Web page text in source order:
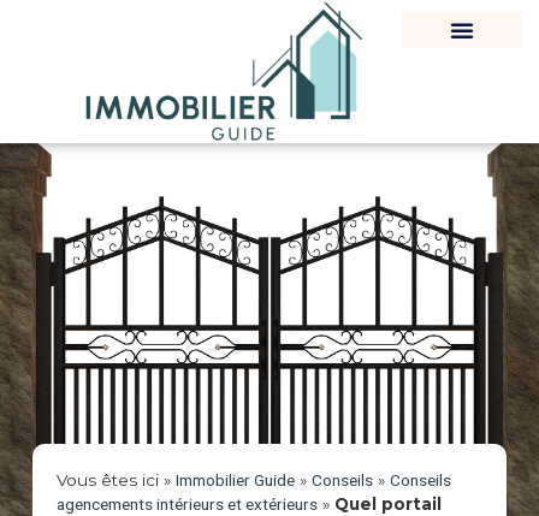
Vous êtes ici » Immobilier Guide» Conseils» Conseils
agencements intérieurs et extérieurs» Quel portail